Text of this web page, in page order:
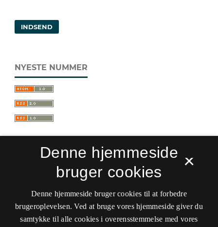
INDSEND
NYESTE NUMMER
Sprogforum. Tidsskrift for sprog- og
kulturpædagogik
ISSN 0909-9328 (Trykt)
ISSN 1399-8617 (Online)
Tilgængelighedserklæring
×
Denne hjemmeside
bruger cookies
Denne hjemmeside bruger cookies til at forbedre
brugeroplevelsen. Ved at bruge vores hjemmeside giver du
samtykke til alle cookies i overensstemmelse med vores